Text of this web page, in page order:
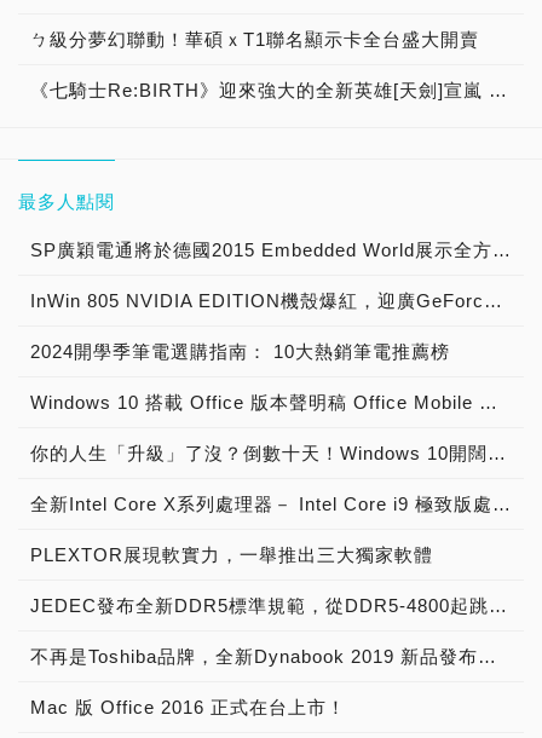
ㄅ級分夢幻聯動！華碩ｘT1聯名顯示卡全台盛大開賣
《七騎士Re:BIRTH》迎來強大的全新英雄[天劍]宣嵐 同步推出韓國主題劇情
最多人點閱
SP廣穎電通將於德國2015 Embedded World展示全方位工控系列產品
InWin 805 NVIDIA EDITION機殼爆紅，迎廣GeForce GTX特仕版機箱正式開賣！
2024開學季筆電選購指南： 10大熱銷筆電推薦榜
Windows 10 搭載 Office 版本聲明稿 Office Mobile 、 Office 2016 與 Office 365 版本差異說明
你的人生「升級」了沒？倒數十天！Windows 10開闊你的無限視野
全新Intel Core X系列處理器－ Intel Core i9 極致版處理器 重裝上陣
PLEXTOR展現軟實力，一舉推出三大獨家軟體
JEDEC發布全新DDR5標準規範，從DDR5-4800起跳! 將加速導入下世代高效能電腦系統
不再是Toshiba品牌，全新Dynabook 2019 新品發布，透過運算與服務改變世界
Mac 版 Office 2016 正式在台上市！